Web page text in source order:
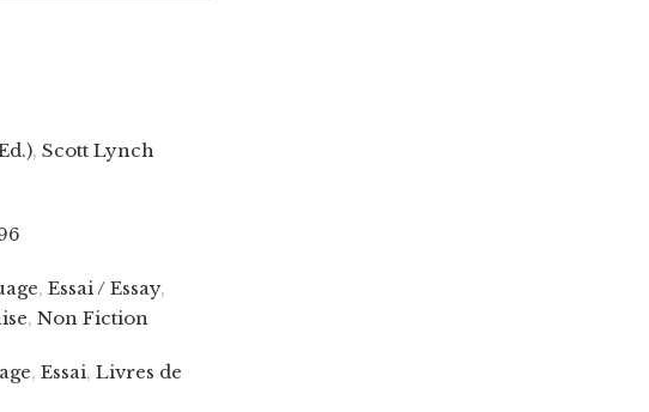
,Scott Lynch
,Essai / Essay,
,Non Fiction
,Essai,Livres de